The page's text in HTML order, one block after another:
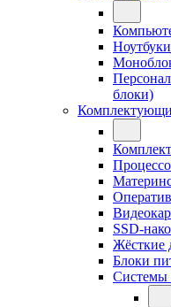
Ноутбуки
блоки)
SSD-
Жёсткие
Блоки
Системы